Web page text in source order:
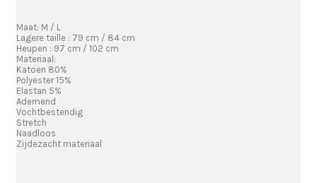
Maat: M / L
Lagere taille : 79 cm / 84 cm
Heupen : 97 cm / 102 cm
Materiaal:
Katoen 80%
Polyester 15%
Elastan 5%
Ademend
Vochtbestendig
Stretch
Naadloos
Zijdezacht materiaal